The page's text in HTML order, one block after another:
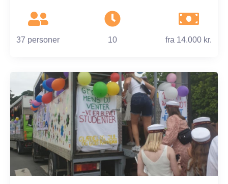
37 personer 10 fra 14.000 kr.